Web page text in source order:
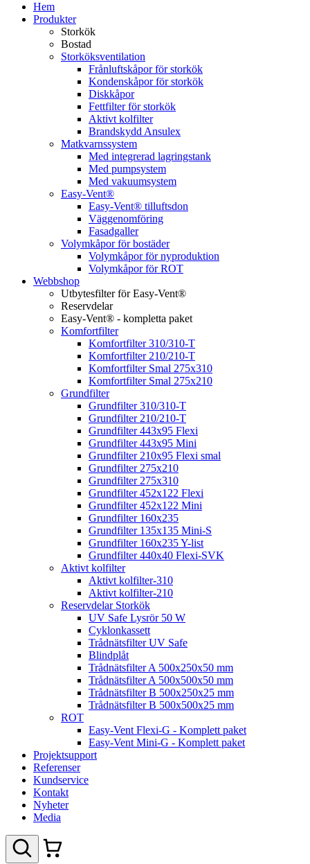
Hem
Produkter
Storkök
Bostad
Storköksventilation
Frånluftskåpor för storkök
Kondenskåpor för storkök
Diskkåpor
Fettfilter för storkök
Aktivt kolfilter
Brandskydd Ansulex
Matkvarnssystem
Med integrerad lagringstank
Med pumpsystem
Med vakuumsystem
Easy-Vent®
Easy-Vent® tilluftsdon
Väggenomföring
Fasadgaller
Volymkåpor för bostäder
Volymkåpor för nyproduktion
Volymkåpor för ROT
Webbshop
Utbytesfilter för Easy-Vent®
Reservdelar
Easy-Vent® - kompletta paket
Komfortfilter
Komfortfilter 310/310-T
Komfortfilter 210/210-T
Komfortfilter Smal 275x310
Komfortfilter Smal 275x210
Grundfilter
Grundfilter 310/310-T
Grundfilter 210/210-T
Grundfilter 443x95 Flexi
Grundfilter 443x95 Mini
Grundfilter 210x95 Flexi smal
Grundfilter 275x210
Grundfilter 275x310
Grundfilter 452x122 Flexi
Grundfilter 452x122 Mini
Grundfilter 160x235
Grundfilter 135x135 Mini-S
Grundfilter 160x235 Y-list
Grundfilter 440x40 Flexi-SVK
Aktivt kolfilter
Aktivt kolfilter-310
Aktivt kolfilter-210
Reservdelar Storkök
UV Safe Lysrör 50 W
Cyklonkassett
Trådnätsfilter UV Safe
Blindplåt
Trådnätsfilter A 500x250x50 mm
Trådnätsfilter A 500x500x50 mm
Trådnätsfilter B 500x250x25 mm
Trådnätsfilter B 500x500x25 mm
ROT
Easy-Vent Flexi-G - Komplett paket
Easy-Vent Mini-G - Komplett paket
Projektsupport
Referenser
Kundservice
Kontakt
Nyheter
Media